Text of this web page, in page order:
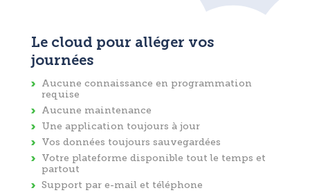
Le cloud pour alléger vos
journées
Aucune connaissance en programmation
requise
Aucune maintenance
Une application toujours à jour
Vos données toujours sauvegardées
Votre plateforme disponible tout le temps et
partout
Support par e-mail et téléphone